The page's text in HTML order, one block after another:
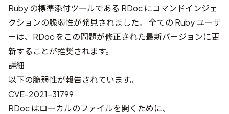
Ruby の標準添付ツールである RDoc にコマンドインジェ
クションの脆弱性が発見されました。 全ての Ruby ユーザ
ーは、RDoc をこの問題が修正された最新バージョンに更
新することが推奨されます。
詳細
以下の脆弱性が報告されています。
CVE-2021-31799
RDoc はローカルのファイルを開くために、